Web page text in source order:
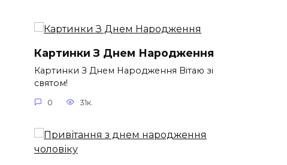
Картинки З Днем Народження
Картинки З Днем Народження Вітаю зі
святом!
0 31к.